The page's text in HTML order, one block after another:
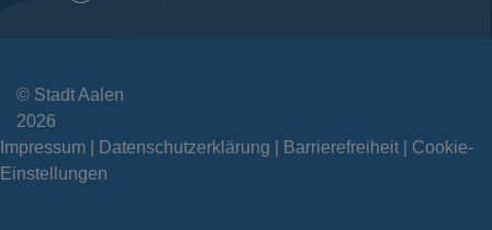
© Stadt Aalen
2026
Impressum
Datenschutzerklärung Barrierefreiheit
Cookie-
Einstellungen